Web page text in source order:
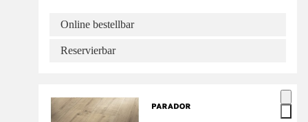
Online bestellbar
Reservierbar